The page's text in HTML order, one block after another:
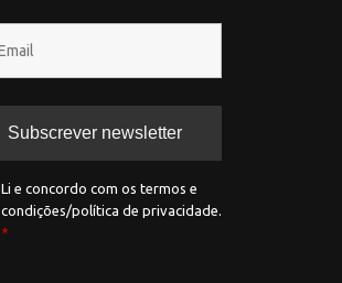
Li e concordo com os termos e
condições/política de privacidade.
*